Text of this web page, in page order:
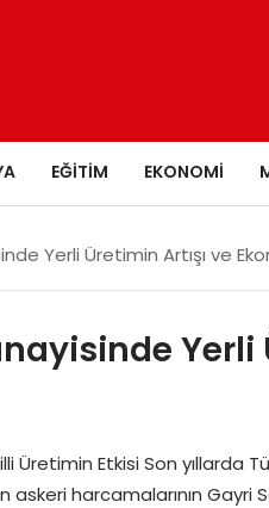
EĞITIM EKONOMI
Yerli Üretimin Artışı ve
Yerli
Üretimin Etkisi Son yıllarda
askeri harcamalarının Gayri